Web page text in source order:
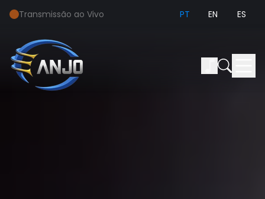
Transmissão ao Vivo PT EN ES